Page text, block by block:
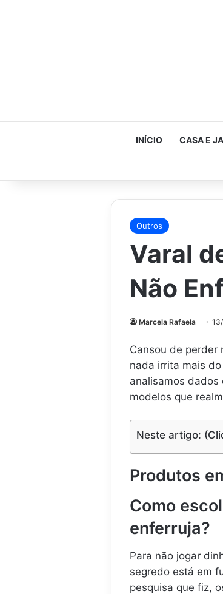
INÍCIO CASA E
Outros
Varal
Não
Marcela Rafaela
Cansou de perder
nada irrita mais
analisamos dados
modelos que
Neste artigo:
Produtos
Como
enferruja?
Para não jogar
segredo está em
pesquisa que fiz,